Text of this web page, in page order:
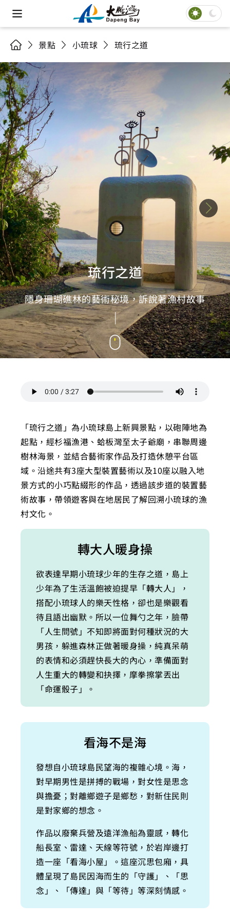
景點 小琉球 琉行之道
琉行之道
隱身珊瑚礁林的藝術秘境，訴說著漁村故事
「琉行之道」為小琉球島上新興景點，以砲陣地為
起點，經杉福漁港、蛤板灣至太子爺廟，串聯周邊
樹林海景，並結合藝術家作品及打造休憩平台區
域。沿途共有3座大型裝置藝術以及10座以融入地
景方式的小巧點綴形的作品，透過該步道的裝置藝
術故事，帶領遊客與在地居民了解回溯小琉球的漁
村文化。
轉大人暖身操
欲表達早期小琉球少年的生存之道，島上
少年為了生活溫飽被迫提早「轉大人」，
搭配小琉球人的樂天性格，卻也是樂觀看
待且語出幽默。所以一位舞勺之年，臉帶
「人生問號」不知即將面對何種狀況的大
男孩，躲進森林正做著暖身操，純真呆萌
的表情和必須趕快長大的內心，準備面對
人生重大的轉變和抉擇，摩拳擦掌丟出
「命運骰子」。
看海不是海
發想自小琉球島民望海的複雜心境。海，
對早期男性是拼搏的戰場，對女性是思念
與擔憂；對離鄉遊子是鄉愁，對新住民則
是對家鄉的想念。
作品以廢棄兵營及遠洋漁船為靈感，轉化
船長室、雷達、天線等符號，於岩岸邊打
造一座「看海小屋」。這座沉思包廂，具
體呈現了島民因海而生的「守護」、「思
念」、「傳達」與「等待」等深刻情感。